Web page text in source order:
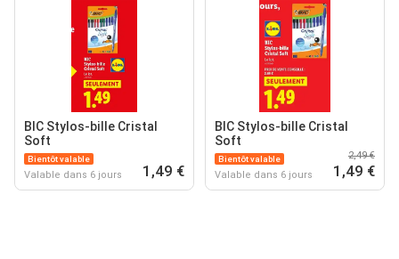
BIC Stylos-bille Cristal
Soft
Bientôt valable
Valable dans 6 jours 1,49 €
BIC Stylos-bille Cristal
Soft
Bientôt valable
Valable dans 6 jours
2,49 €
1,49 €